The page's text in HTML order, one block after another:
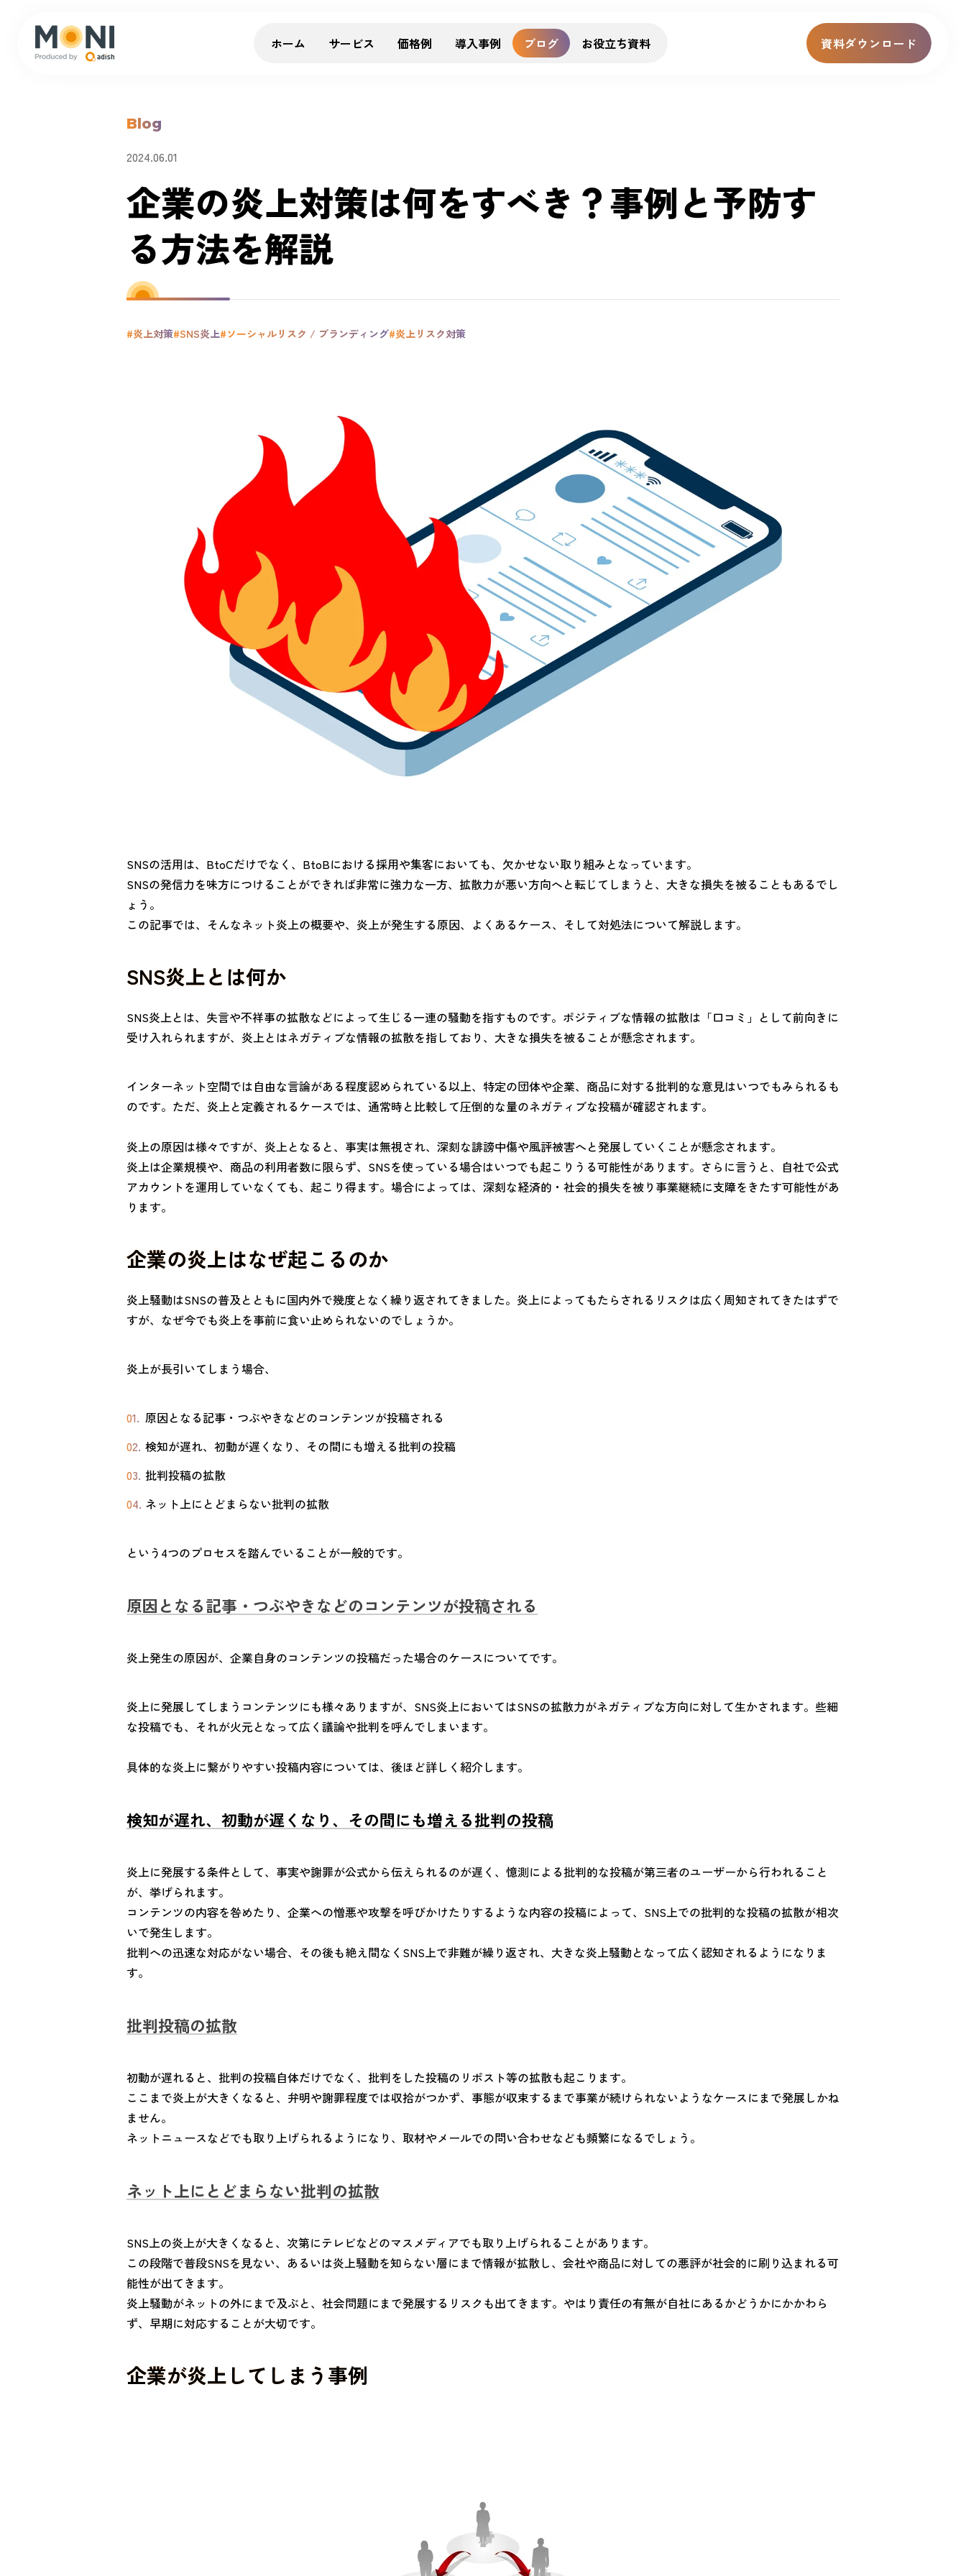
ホーム サービス 価格例 導入事例 ブログ お役立ち資料 資料ダウンロード
Blog
2024.06.01
企業の炎上対策は何をすべき？事例と予防す
る方法を解説
#炎上対策#SNS炎上#ソーシャルリスク / ブランディング#炎上リスク対策
SNSの活用は、BtoCだけでなく、BtoBにおける採用や集客においても、欠かせない取り組みとなっています。
SNSの発信力を味方につけることができれば非常に強力な一方、拡散力が悪い方向へと転じてしまうと、大きな損失を被ることもあるでし
ょう。
この記事では、そんなネット炎上の概要や、炎上が発生する原因、よくあるケース、そして対処法について解説します。
SNS炎上とは何か
SNS炎上とは、失言や不祥事の拡散などによって生じる一連の騒動を指すものです。ポジティブな情報の拡散は「口コミ」として前向きに
受け入れられますが、炎上とはネガティブな情報の拡散を指しており、大きな損失を被ることが懸念されます。
インターネット空間では自由な言論がある程度認められている以上、特定の団体や企業、商品に対する批判的な意見はいつでもみられるも
のです。ただ、炎上と定義されるケースでは、通常時と比較して圧倒的な量のネガティブな投稿が確認されます。
炎上の原因は様々ですが、炎上となると、事実は無視され、深刻な誹謗中傷や風評被害へと発展していくことが懸念されます。
炎上は企業規模や、商品の利用者数に限らず、SNSを使っている場合はいつでも起こりうる可能性があります。さらに言うと、自社で公式
アカウントを運用していなくても、起こり得ます。場合によっては、深刻な経済的・社会的損失を被り事業継続に支障をきたす可能性があ
ります。
企業の炎上はなぜ起こるのか
炎上騒動はSNSの普及とともに国内外で幾度となく繰り返されてきました。炎上によってもたらされるリスクは広く周知されてきたはずで
すが、なぜ今でも炎上を事前に食い止められないのでしょうか。
炎上が長引いてしまう場合、
原因となる記事・つぶやきなどのコンテンツが投稿される
検知が遅れ、初動が遅くなり、その間にも増える批判の投稿
批判投稿の拡散
ネット上にとどまらない批判の拡散
という4つのプロセスを踏んでいることが一般的です。
原因となる記事・つぶやきなどのコンテンツが投稿される
炎上発生の原因が、企業自身のコンテンツの投稿だった場合のケースについてです。
炎上に発展してしまうコンテンツにも様々ありますが、SNS炎上においてはSNSの拡散力がネガティブな方向に対して生かされます。些細
な投稿でも、それが火元となって広く議論や批判を呼んでしまいます。
具体的な炎上に繋がりやすい投稿内容については、後ほど詳しく紹介します。
検知が遅れ、初動が遅くなり、その間にも増える批判の投稿
炎上に発展する条件として、事実や謝罪が公式から伝えられるのが遅く、憶測による批判的な投稿が第三者のユーザーから行われること
が、挙げられます。
コンテンツの内容を咎めたり、企業への憎悪や攻撃を呼びかけたりするような内容の投稿によって、SNS上での批判的な投稿の拡散が相次
いで発生します。
批判への迅速な対応がない場合、その後も絶え間なくSNS上で非難が繰り返され、大きな炎上騒動となって広く認知されるようになりま
す。
批判投稿の拡散
初動が遅れると、批判の投稿自体だけでなく、批判をした投稿のリポスト等の拡散も起こります。
ここまで炎上が大きくなると、弁明や謝罪程度では収拾がつかず、事態が収束するまで事業が続けられないようなケースにまで発展しかね
ません。
ネットニュースなどでも取り上げられるようになり、取材やメールでの問い合わせなども頻繁になるでしょう。
ネット上にとどまらない批判の拡散
SNS上の炎上が大きくなると、次第にテレビなどのマスメディアでも取り上げられることがあります。
この段階で普段SNSを見ない、あるいは炎上騒動を知らない層にまで情報が拡散し、会社や商品に対しての悪評が社会的に刷り込まれる可
能性が出てきます。
炎上騒動がネットの外にまで及ぶと、社会問題にまで発展するリスクも出てきます。やはり責任の有無が自社にあるかどうかにかかわら
ず、早期に対応することが大切です。
企業が炎上してしまう事例